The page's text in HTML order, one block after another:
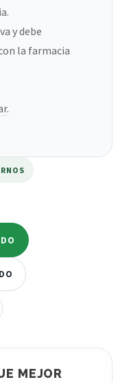
y debe
la farmacia
.
MEJOR